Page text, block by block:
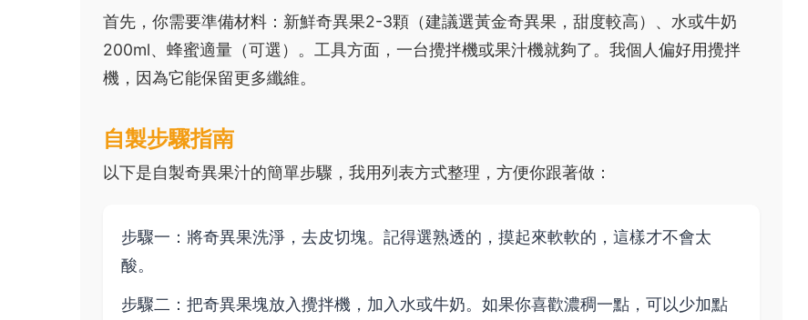
首先，你需要準備材料：新鮮奇異果2-3顆（建議選黃金奇異果，甜度較高）、水或牛奶
200ml、蜂蜜適量（可選）。工具方面，一台攪拌機或果汁機就夠了。我個人偏好用攪拌
機，因為它能保留更多纖維。
自製步驟指南
以下是自製奇異果汁的簡單步驟，我用列表方式整理，方便你跟著做：
步驟一：將奇異果洗淨，去皮切塊。記得選熟透的，摸起來軟軟的，這樣才不會太
酸。
步驟二：把奇異果塊放入攪拌機，加入水或牛奶。如果你喜歡濃稠一點，可以少加點